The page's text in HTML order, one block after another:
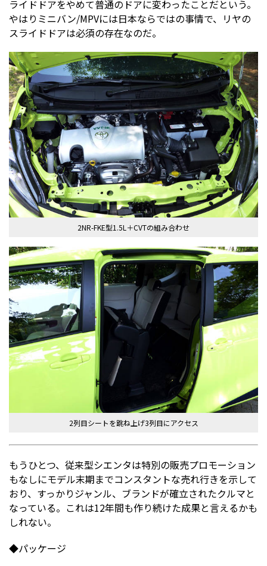
ライドドアをやめて普通のドアに変わったことだという。
やはりミニバン/MPVには日本ならではの事情で、リヤの
スライドドアは必須の存在なのだ。
2NR-FKE型1.5L＋CVTの組み合わせ
2列目シートを跳ね上げ3列目にアクセス
もうひとつ、従来型シエンタは特別の販売プロモーション
もなしにモデル末期までコンスタントな売れ行きを示して
おり、すっかりジャンル、ブランドが確立されたクルマと
なっている。これは12年間も作り続けた成果と言えるかも
しれない。
◆パッケージ